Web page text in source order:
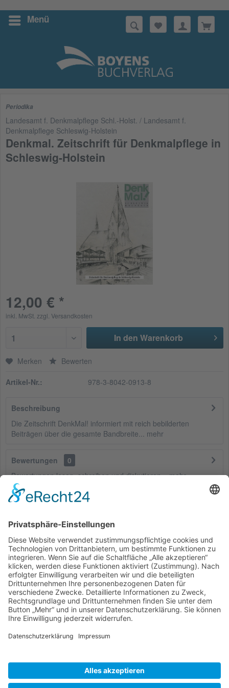
Menü
Suchen
Periodika
Landesamt f. Denkmalpflege Schl.-Holst. / Landesamt f.
Denkmalpflege Schleswig-Holstein
Denkmal. Zeitschrift für Denkmalpflege in
Schleswig-Holstein
12,00 € *
inkl. MwSt. zzgl. Versandkosten
1 In den Warenkorb
Merken Bewerten
Artikel-Nr.: 978-3-8042-0913-8
Beschreibung
Die Zeitschrift DenkMal! informiert mit reich bebilderten
Beiträgen über die gesamte Bandbreite... mehr
Bewertungen
0
Bewertungen lesen, schreiben und diskutieren...mehr
Kunden haben sich ebenfalls angesehen
Service Hotline
Shop Service
Informationen
* Alle Preise inkl. gesetzl. Mehrwertsteuer zzgl.Versandkostenund ggf.
Nachnahmegebühren, wenn nicht anders beschrieben
Bestellung Downloads
Widerrufsbelehrung Datenschutz